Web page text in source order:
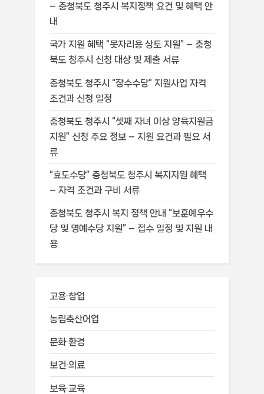
– 충청북도 청주시 복지정책 요건 및 혜택 안
내
국가 지원 혜택 “못자리용 상토 지원” – 충청
북도 청주시 신청 대상 및 제출 서류
충청북도 청주시 “장수수당” 지원사업 자격
조건과 신청 일정
충청북도 청주시 “셋째 자녀 이상 양육지원금
지원” 신청 주요 정보 – 지원 요건과 필요 서
류
“효도수당” 충청북도 청주시 복지지원 혜택
– 자격 조건과 구비 서류
충청북도 청주시 복지 정책 안내 “보훈예우수
당 및 명예수당 지원” – 접수 일정 및 지원 내
용
고용·창업
농림축산어업
문화·환경
보건·의료
보육·교육